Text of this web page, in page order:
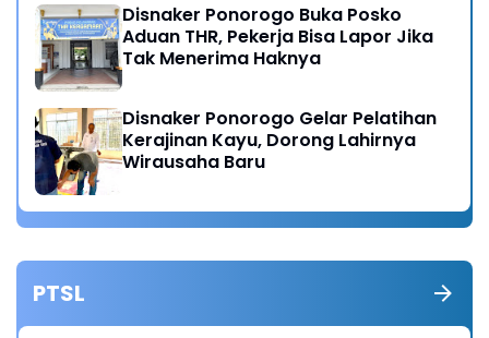
Disnaker Ponorogo Buka Posko
Aduan THR, Pekerja Bisa Lapor Jika
Tak Menerima Haknya
Disnaker Ponorogo Gelar Pelatihan
Kerajinan Kayu, Dorong Lahirnya
Wirausaha Baru
PTSL